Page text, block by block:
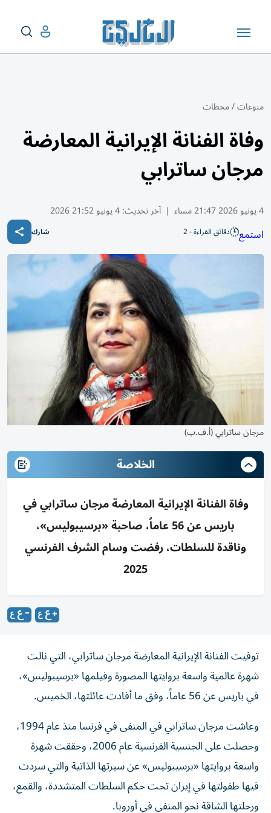
منوعات/محطات
وفاة الفنانة الإيرانية المعارضة
مرجان ساترابي
4 يونيو 2026 21:47 مساء | آخر تحديث:4 يونيو 21:52 2026
استمع دقائق القراءة - 2 شارك
مرجان ساترابي (أ.ف.ب)
الخلاصة
وفاة الفنانة الإيرانية المعارضة مرجان ساترابي في
باريس عن 56 عاماً، صاحبة «برسيبوليس»،
وناقدة للسلطات، رفضت وسام الشرف الفرنسي
2025
توفيت الفنانة الإيرانية المعارضة مرجان ساترابي، التي نالت
شهرة عالمية واسعة بروايتها المصورة وفيلمها «برسيبوليس»،
في باريس عن 56 عاماً، وفق ما أفادت عائلتها، الخميس.
وعاشت مرجان ساترابي في المنفى في فرنسا منذ عام 1994،
وحصلت على الجنسية الفرنسية عام 2006، وحققت شهرة
واسعة بروايتها «برسيبوليس» عن سيرتها الذاتية والتي سردت
فيها طفولتها في إيران تحت حكم السلطات المتشددة، والقمع،
ورحلتها الشاقة نحو المنفى في أوروبا.